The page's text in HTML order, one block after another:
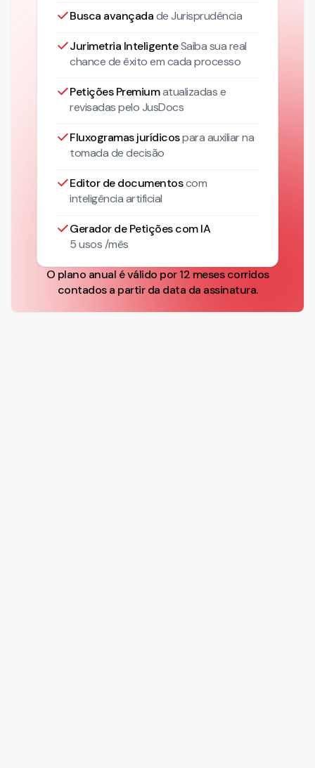
Busca avançadade Jurisprudência
Jurimetria InteligenteSaiba sua real
chance de êxito em cada processo
Petições Premiumatualizadase
revisadas pelo JusDocs
Fluxogramas jurídicospara auxiliar na
tomada de decisão
Editor de documentoscom
inteligência artificial
Gerador de Petições com IA
5 usos /mês
O plano anual é válido por 12 meses corridos
contados a partir da data da assinatura.